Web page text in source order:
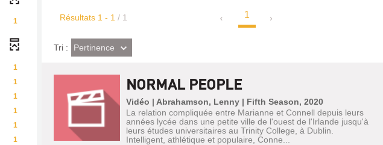
Résultats 1 - 1 / 1 1
Tri :(Effet
imédiat)
Pertinence
NORMAL PEOPLE
Vidéo | Abrahamson, Lenny | Fifth Season, 2020
La relation compliquée entre Marianne et Connell depuis leurs
années lycée dans une petite ville de l'ouest de l'Irlande jusqu'à
leurs études universitaires au Trinity College, à Dublin.
Intelligent, athlétique et populaire, Conne...
1
1
1
1
1
1
1